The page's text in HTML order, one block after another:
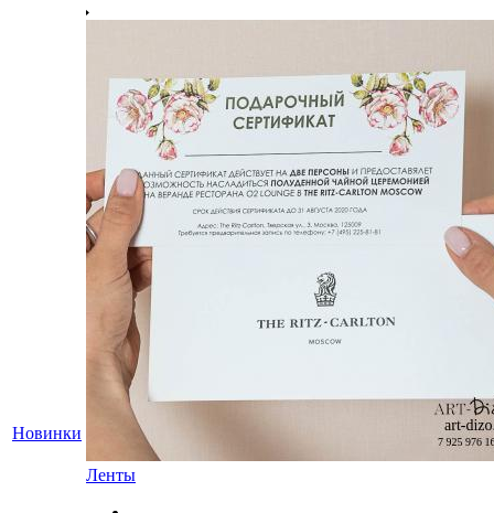
Новинки
Ленты